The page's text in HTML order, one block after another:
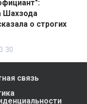
Шахзода
о строгих
30
связь